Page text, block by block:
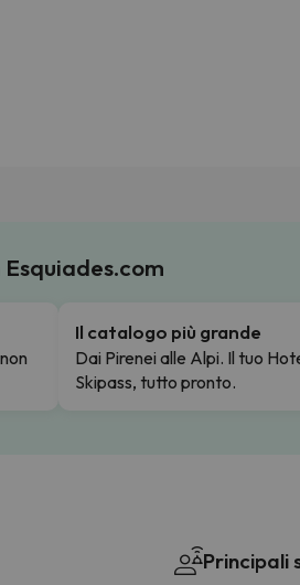
Il catalogo più grande
Dai Pirenei alle Alpi. Il tuo
Skipass, tutto pronto.
Principali